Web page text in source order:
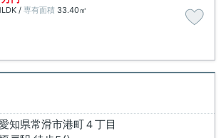
/ 専有面積 33.40㎡
知県常滑市港町４丁目